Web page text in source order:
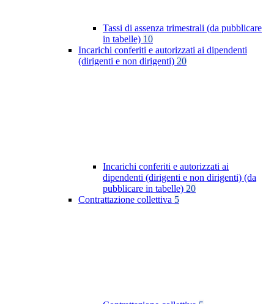
Tassi di assenza trimestrali (da pubblicare
in tabelle) 10
Incarichi conferiti e autorizzati ai dipendenti
(dirigenti e non dirigenti) 20
Incarichi conferiti e autorizzati ai
dipendenti (dirigenti e non dirigenti) (da
pubblicare in tabelle) 20
Contrattazione collettiva 5